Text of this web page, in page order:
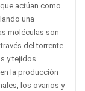
actúan como
una
moléculas son
del torrente
y tejidos
la producción
los ovarios y